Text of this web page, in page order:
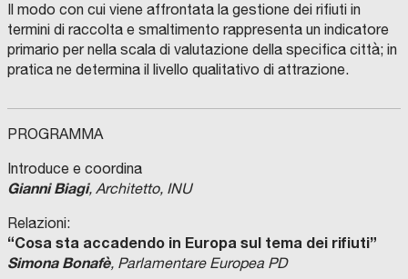
Il modo con cui viene affrontata la gestione dei rifiuti in
termini di raccolta e smaltimento rappresenta un indicatore
primario per nella scala di valutazione della specifica città; in
pratica ne determina il livello qualitativo di attrazione.
PROGRAMMA
Introduce e coordina
Gianni Biagi, Architetto, INU
Relazioni:
“Cosa sta accadendo in Europa sul tema dei rifiuti”
Simona Bonafè, Parlamentare Europea PD